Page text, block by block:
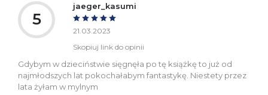
5
jaeger_kasumi
21.03.2023
Skopiuj link do opinii
Gdybym w dzieciństwie sięgnęła po tę książkę to już od
najmłodszych lat pokochałabym fantastykę. Niestety przez
lata żyłam w mylnym